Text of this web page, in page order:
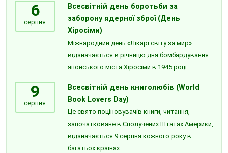
6
серпня
Всесвітній день боротьби за
заборону ядерної зброї (День
Хіросіми)
Міжнародний день «Лікарі світу за мир»
відзначається в річницю дня бомбардування
японського міста Хіросіми в 1945 році.
9
серпня
Всесвітній день книголюбів (World
Book Lovers Day)
Це свято поціновувачів книги, читання,
започатковане в Сполучених Штатах Америки,
відзначається 9 серпня кожного року в
багатьох країнах.